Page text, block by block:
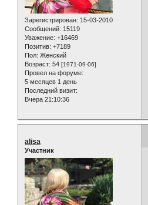
Зарегистрирован: 15-03-2010
Сообщений: 15119
Уважение: +16469
Позитив: +7189
Пол: Женский
Возраст: 54 [1971-09-06]
Провел на форуме:
5 месяцев 1 день
Последний визит:
Вчера 21:10:36
alisa
Участник